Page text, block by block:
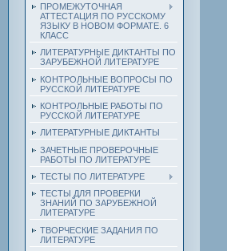
ПРОМЕЖУТОЧНАЯ
АТТЕСТАЦИЯ ПО РУССКОМУ
ЯЗЫКУ В НОВОМ ФОРМАТЕ. 6
КЛАСС
ЛИТЕРАТУРНЫЕ ДИКТАНТЫ ПО
ЗАРУБЕЖНОЙ ЛИТЕРАТУРЕ
КОНТРОЛЬНЫЕ ВОПРОСЫ ПО
РУССКОЙ ЛИТЕРАТУРЕ
КОНТРОЛЬНЫЕ РАБОТЫ ПО
РУССКОЙ ЛИТЕРАТУРЕ
ЛИТЕРАТУРНЫЕ ДИКТАНТЫ
ЗАЧЕТНЫЕ ПРОВЕРОЧНЫЕ
РАБОТЫ ПО ЛИТЕРАТУРЕ
ТЕСТЫ ПО ЛИТЕРАТУРЕ
ТЕСТЫ ДЛЯ ПРОВЕРКИ
ЗНАНИЙ ПО ЗАРУБЕЖНОЙ
ЛИТЕРАТУРЕ
ТВОРЧЕСКИЕ ЗАДАНИЯ ПО
ЛИТЕРАТУРЕ